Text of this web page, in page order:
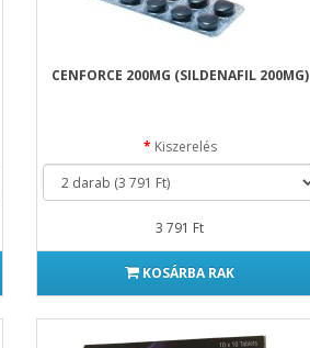
CENFORCE 200MG (SILDENAFIL 200MG)
Kiszerelés
3 791 Ft
KOSÁRBA RAK